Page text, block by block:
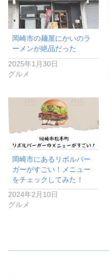
岡崎市の麺屋にかいのラ
ーメンが絶品だった
2025年1月30日
グルメ
岡崎市にあるリボルバー
ガーがすごい！メニュー
をチェックしてみた！
2024年2月10日
グルメ